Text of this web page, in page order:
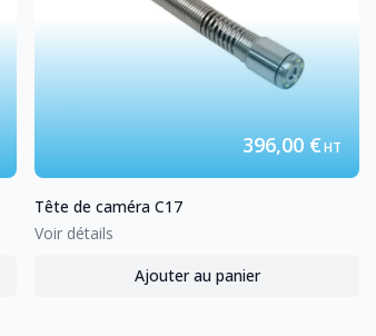
Tête de caméra C17
Voir détails
396,00 €HT
Ajouter au panier
,Tête de caméra